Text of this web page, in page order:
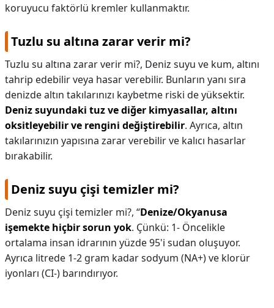
koruyucu faktörlü kremler kullanmaktır.
Tuzlu su altına zarar verir mi?
Tuzlu su altına zarar verir mi?, Deniz suyu ve kum, altını
tahrip edebilir veya hasar verebilir. Bunların yanı sıra
denizde altın takılarınızı kaybetme riski de yüksektir.
Deniz suyundaki tuz ve diğer kimyasallar, altını
oksitleyebilir ve rengini değiştirebilir. Ayrıca, altın
takılarınızın yapısına zarar verebilir ve kalıcı hasarlar
bırakabilir.
Deniz suyu çişi temizler mi?
Deniz suyu çişi temizler mi?, “Denize/Okyanusa
işemekte hiçbir sorun yok. Çünkü: 1- Öncelikle
ortalama insan idrarının yüzde 95'i sudan oluşuyor.
Ayrıca litrede 1-2 gram kadar sodyum (NA+) ve klorür
iyonları (CI-) barındırıyor.